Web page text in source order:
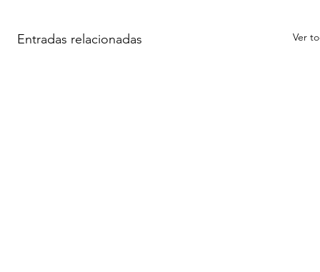
Entradas relacionadas Ver